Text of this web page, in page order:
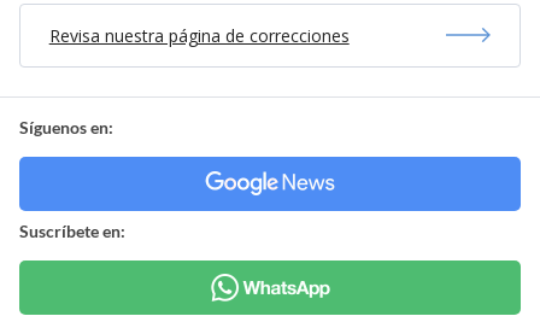
Revisa nuestra página de correcciones
Síguenos en:
Suscríbete en: